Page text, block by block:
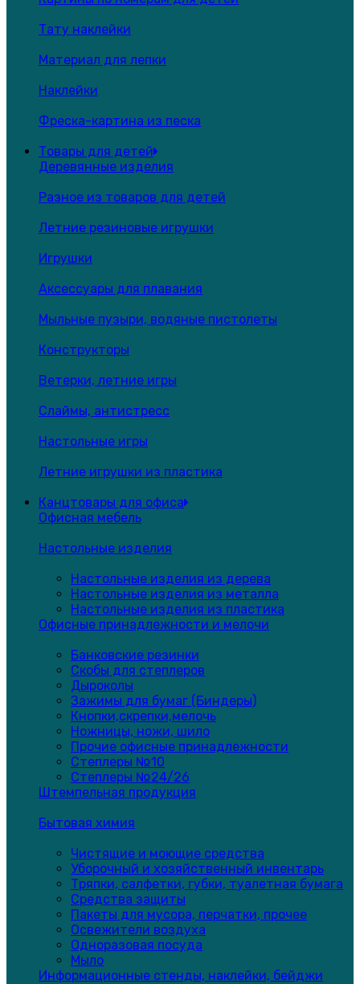
Тату наклейки
Материал для лепки
Наклейки
Фреска-картина из песка
Товары для детей
Деревянные изделия
Разное из товаров для детей
Летние резиновые игрушки
Игрушки
Аксессуары для плавания
Мыльные пузыри, водяные пистолеты
Конструкторы
Ветерки, летние игры
Слаймы, антистресс
Настольные игры
Летние игрушки из пластика
Канцтовары для офиса
Офисная мебель
Настольные изделия
Настольные изделия из дерева
Настольные изделия из металла
Настольные изделия из пластика
Офисные принадлежности и мелочи
Банковские резинки
Скобы для степлеров
Дыроколы
Зажимы для бумаг (Биндеры)
Кнопки,скрепки,мелочь
Ножницы, ножи, шило
Прочие офисные принадлежности
Степлеры №10
Степлеры №24/26
Штемпельная продукция
Бытовая химия
Чистящие и моющие средства
Уборочный и хозяйственный инвентарь
Тряпки, салфетки, губки, туалетная бумага
Средства защиты
Пакеты для мусора, перчатки, прочее
Освежители воздуха
Одноразовая посуда
Мыло
Информационные стенды, наклейки, бейджи